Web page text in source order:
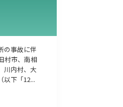
の事故に伴
村市、南相
川内村、大
以下「12...